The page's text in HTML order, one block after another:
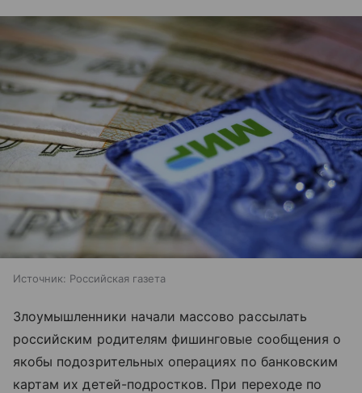
Источник: Российская газета
Злоумышленники начали массово рассылать
российским родителям фишинговые сообщения о
якобы подозрительных операциях по банковским
картам их детей-подростков. При переходе по